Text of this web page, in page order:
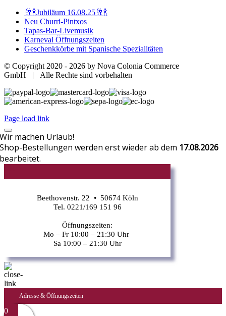
🥂🍾Jubiläum 16.08.25🥂🍾
Neu Churri-Pintxos
Tapas-Bar-Livemusik
Karneval Öffnungszeiten
Geschenkkörbe mit Spanische Spezialitäten
© Copyright 2020 - 2026 by Nova Colonia Commerce
GmbH | Alle Rechte sind vorbehalten
Page load link
Wir machen Urlaub!
Shop-Bestellungen werden erst wieder ab dem 17.08.2026
bearbeitet.
Beethovenstr. 22 • 50674 Köln
Tel. 0221/169 151 96
Öffnungszeiten:
Mo – Fr 10:00 – 21:30 Uhr
Sa 10:00 – 21:30 Uhr
Adresse & Öffnungszeiten
0